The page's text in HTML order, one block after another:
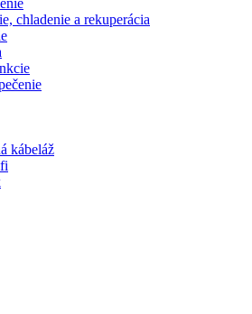
chladenie a rekuperácia
kábeláž